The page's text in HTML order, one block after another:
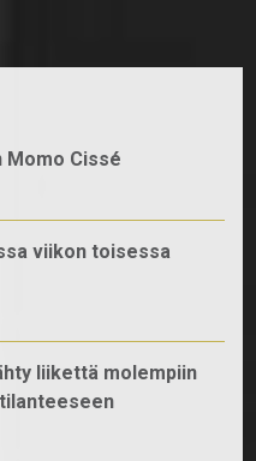
Momo Cissé
viikon toisessa
liikettä molempiin